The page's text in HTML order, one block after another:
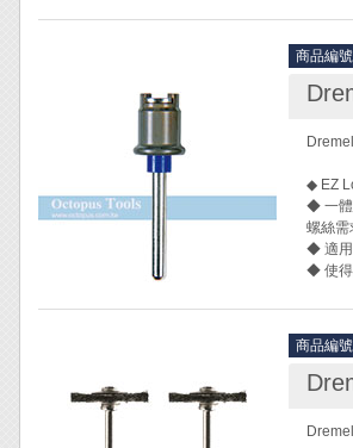
商品編號
◆ EZ
◆ 一體
螺絲需
◆ 適用
◆ 使得
商品編號